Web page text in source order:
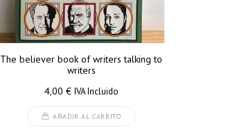
The believer book of writers talking to
writers
4,00 € IVA Incluido
AÑADIR AL CARRITO